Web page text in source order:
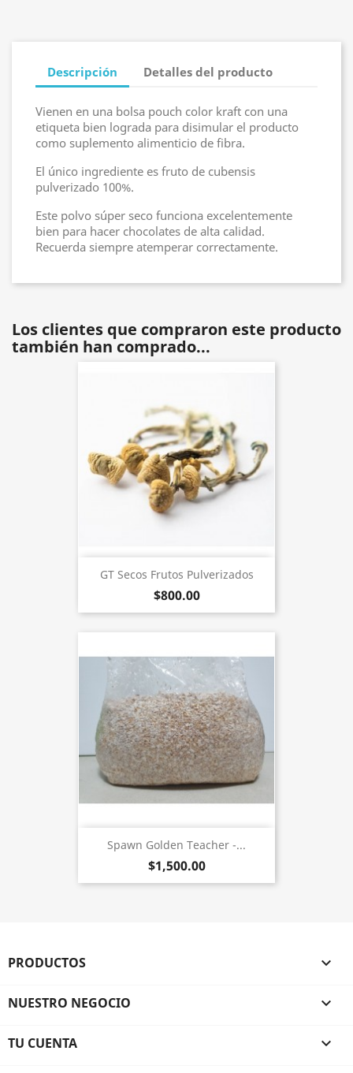
Descripción Detalles del producto
Vienen en una bolsa pouch color kraft con una
etiqueta bien lograda para disimular el producto
como suplemento alimenticio de fibra.
El único ingrediente es fruto de cubensis
pulverizado 100%.
Este polvo súper seco funciona excelentemente
bien para hacer chocolates de alta calidad.
Recuerda siempre atemperar correctamente.
Los clientes que compraron este producto
también han comprado...
GT Secos Frutos Pulverizados
$800.00
Spawn Golden Teacher -...
$1,500.00
PRODUCTOS 
NUESTRO NEGOCIO 
TU CUENTA 